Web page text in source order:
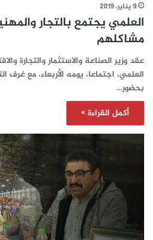
9 يناير، 2019
العلمي يجتمع بالتجار
مشاكلهم
عقد وزير الصناعة والاستثمار والتجارة
العلمي، اجتماعا، يومه الأربعاء، مع غرف
بحضور…
أكمل القراءة »